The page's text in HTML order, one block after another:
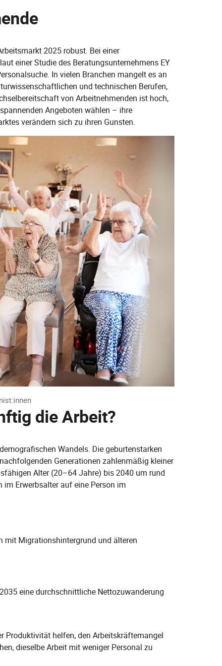
2025 robust. Bei einer
einer Studie des Beratungsunternehmens EY
In vielen Branchen mangelt es an
und technischen Berufen,
von Arbeitnehmenden ist hoch,
Angeboten wählen – ihre
verändern sich zu ihren Gunsten.
die Arbeit?
Wandels. Die geburtenstarken
Generationen zahlenmäßig kleiner
Alter (20–64 Jahre) bis 2040 um rund
Erwerbsalter auf eine Person im
mit Migrationshintergrund und älteren
eine durchschnittliche Nettozuwanderung
Produktivität helfen, den Arbeitskräftemangel
dieselbe Arbeit mit weniger Personal zu